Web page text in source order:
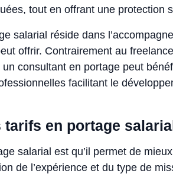
tout en offrant une protection
salarial réside dans
offrir. Contrairement au
consultant en portage peut
facilitant le
en portage
salarial est qu’il permet de
de l’expérience et du type de